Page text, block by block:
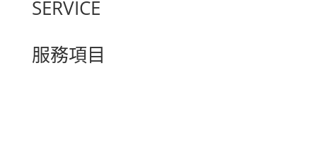
SERVICE
服務項目